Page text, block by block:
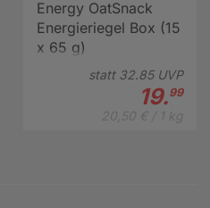
Energy OatSnack
Energieriegel Box (15
x 65 g)
statt 32.85UVP
19.99